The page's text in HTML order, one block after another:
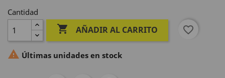
Cantidad
 AÑADIR AL CARRITO favorite_border
 Últimas unidades en stock